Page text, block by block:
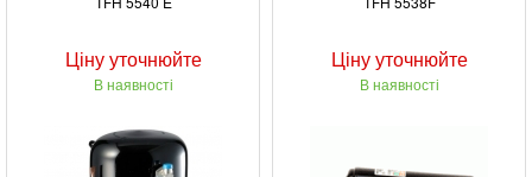
Ціну уточнюйте
В наявності
Ціну уточнюйте
В наявності